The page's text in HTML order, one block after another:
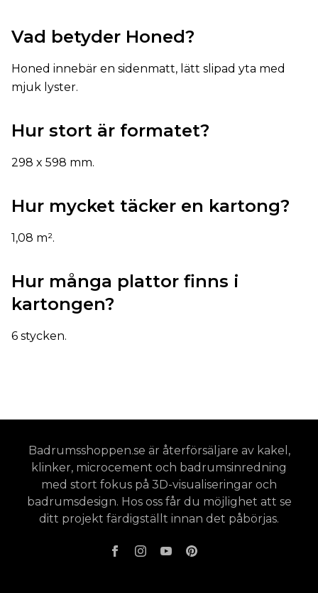
Vad betyder Honed?
Honed innebär en sidenmatt, lätt slipad yta med
mjuk lyster.
Hur stort är formatet?
298 x 598 mm.
Hur mycket täcker en kartong?
1,08 m².
Hur många plattor finns i
kartongen?
6 stycken.
Badrumsshoppen.se är återförsäljare av kakel,
klinker, microcement och badrumsinredning
med stort fokus på 3D-visualiseringar och
badrumsdesign. Hos oss får du möjlighet att se
ditt projekt färdigställt innan det påbörjas.